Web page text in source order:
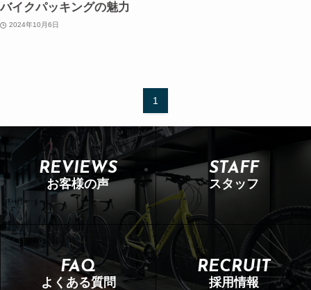
バイクパッキングの魅力
2024年10月6日
1
REVIEWS
お客様の声
STAFF
スタッフ
FAQ
よくある質問
RECRUIT
採用情報